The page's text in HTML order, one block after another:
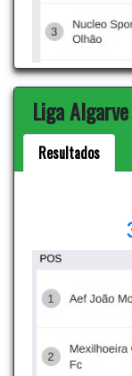
Liga
Resultados